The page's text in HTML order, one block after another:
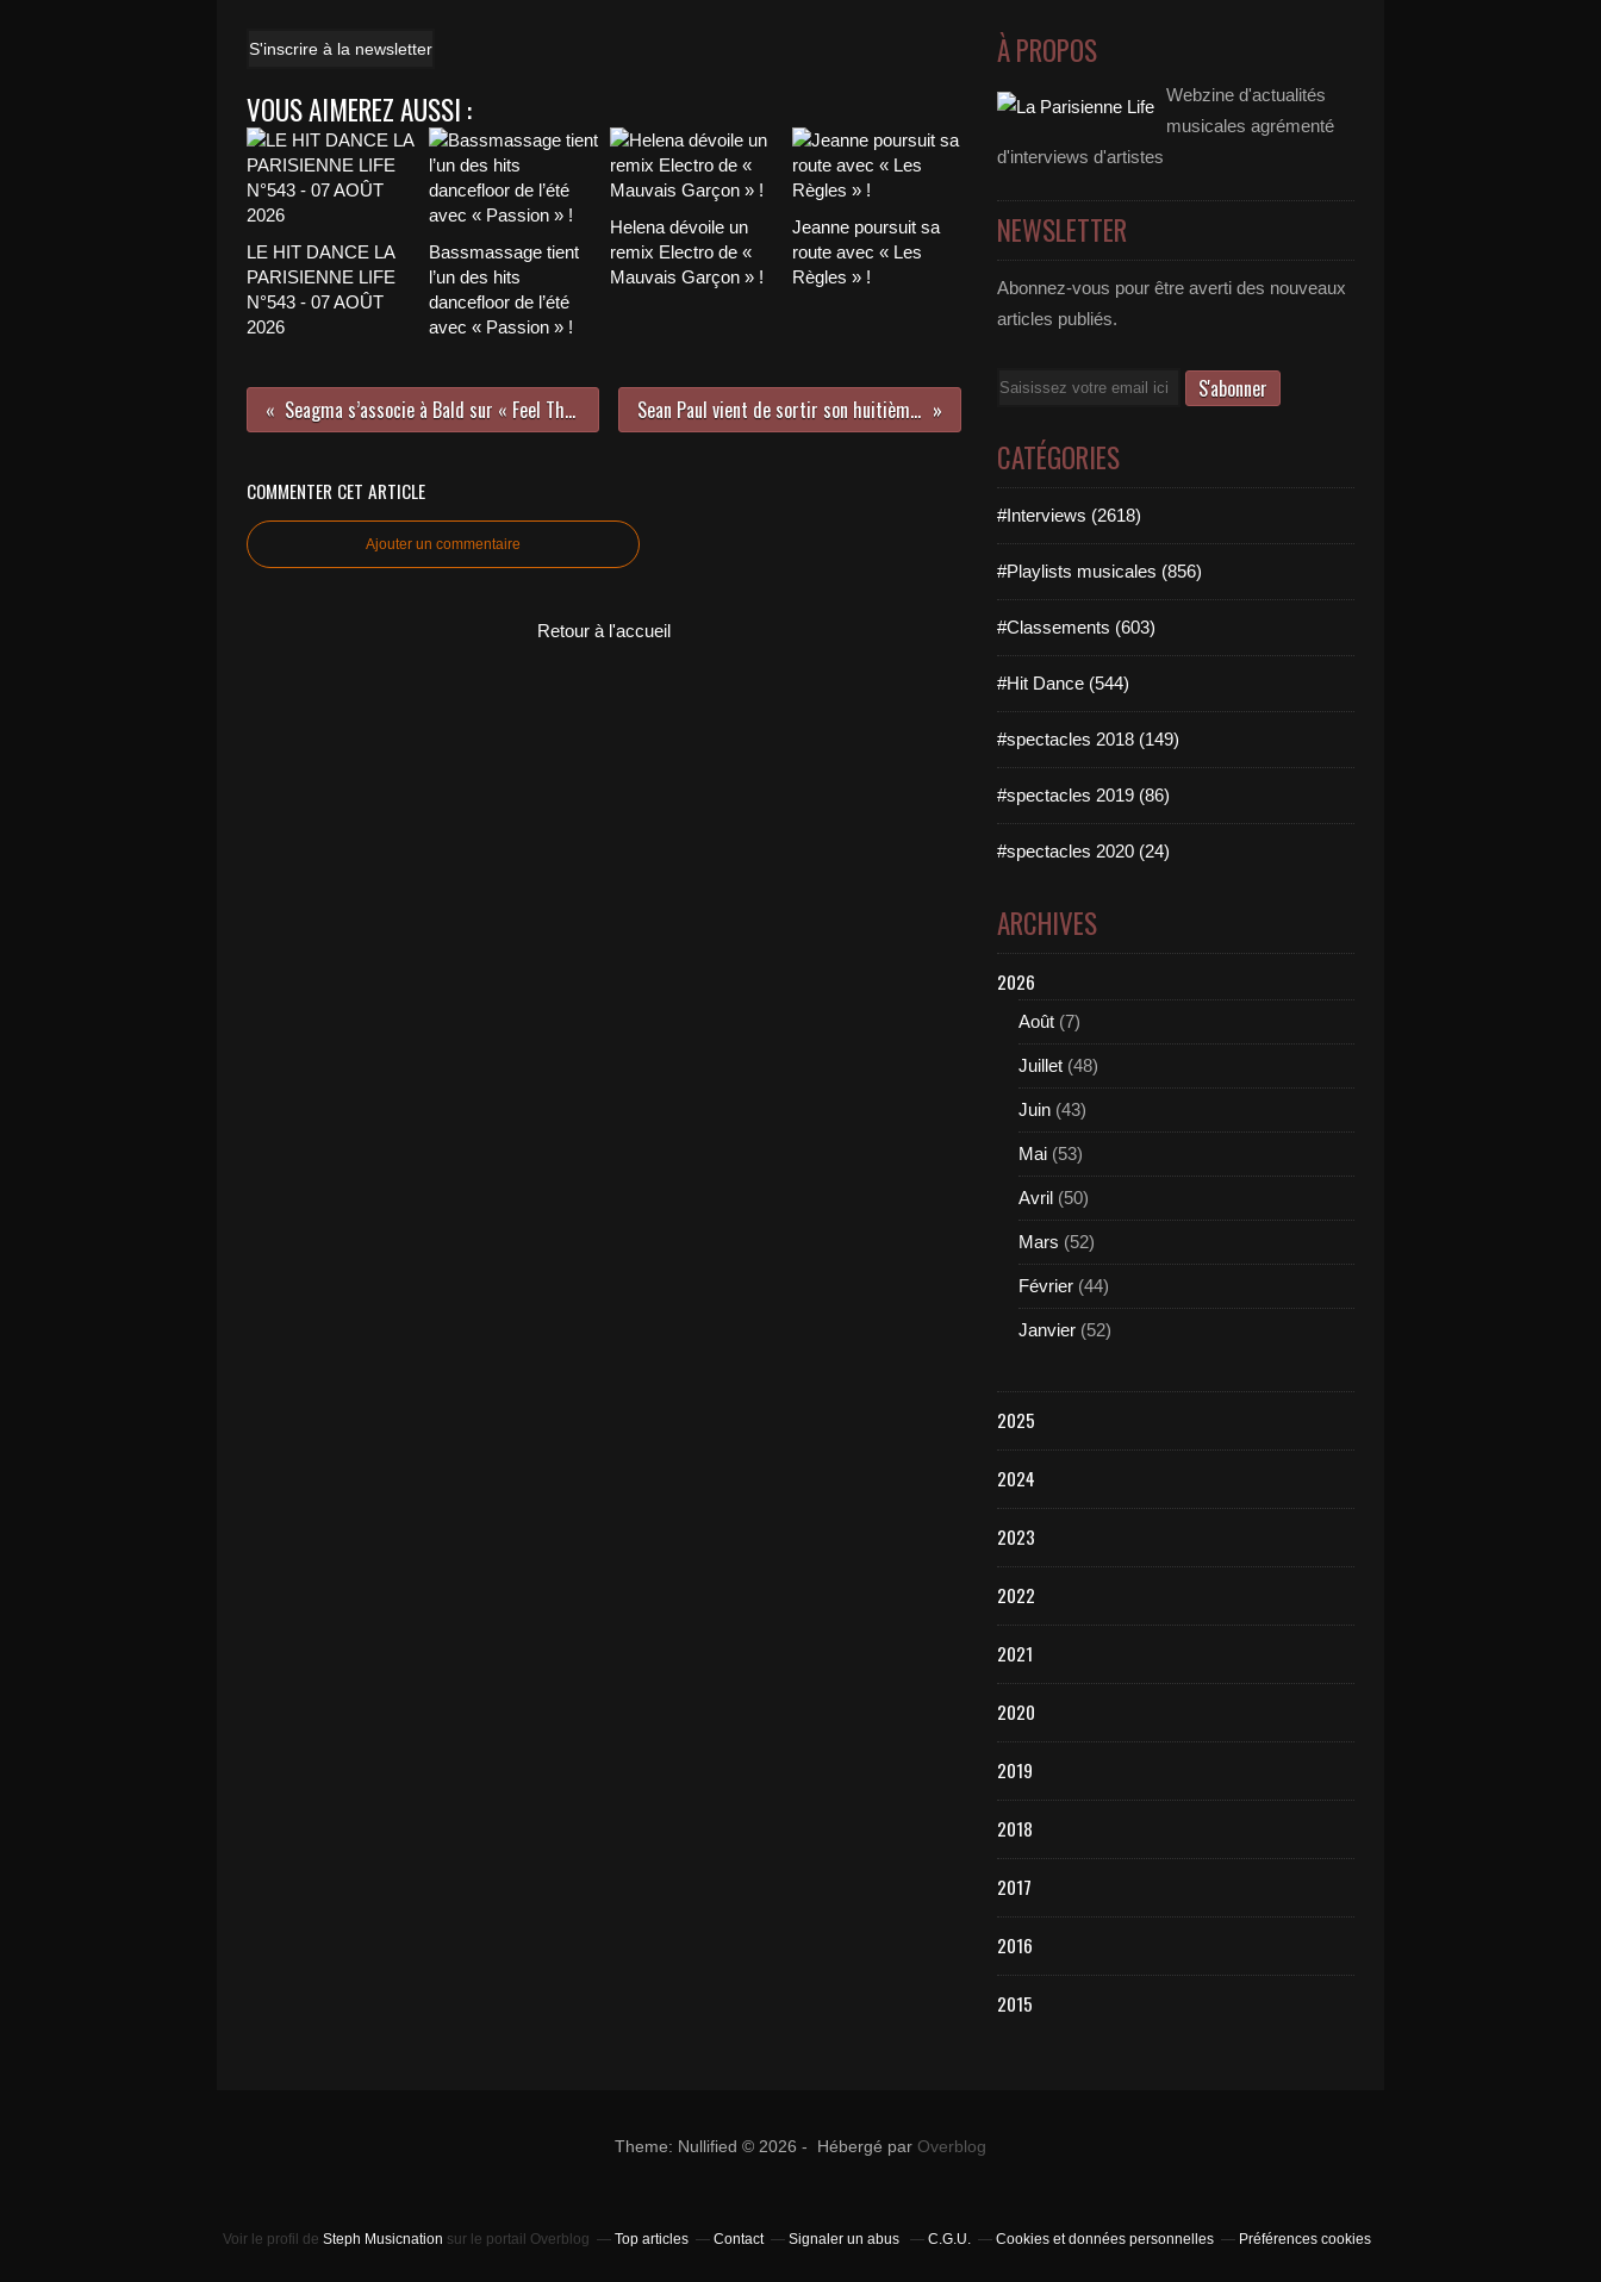
S'inscrire à la newsletter
VOUS AIMEREZ AUSSI :
LE HIT DANCE LA
PARISIENNE LIFE
N°543 - 07 AOÛT
2026
Bassmassage tient
l’un des hits
dancefloor de l’été
avec « Passion » !
Helena dévoile un
remix Electro de «
Mauvais Garçon » !
Jeanne poursuit sa
route avec « Les
Règles » !
Seagma s’associe à Bald sur « Feel This Way » ! Sean Paul vient de sortir son huitième album !
COMMENTER CET ARTICLE
Ajouter un commentaire
Retour à l'accueil
À PROPOS
Webzine d'actualités
musicales agrémenté
d'interviews d'artistes
NEWSLETTER
Abonnez-vous pour être averti des nouveaux
articles publiés.
Email
CATÉGORIES
#Interviews (2618)
#Playlists musicales (856)
#Classements (603)
#Hit Dance (544)
#spectacles 2018 (149)
#spectacles 2019 (86)
#spectacles 2020 (24)
ARCHIVES
2026
Août (7)
Juillet (48)
Juin (43)
Mai (53)
Avril (50)
Mars (52)
Février (44)
Janvier (52)
2025
2024
2023
2022
2021
2020
2019
2018
2017
2016
2015
Theme: Nullified © 2026 - Hébergé par Overblog
Voir le profil de Steph Musicnation sur le portail Overblog Top articles Contact Signaler un abus C.G.U. Cookies et données personnelles Préférences cookies